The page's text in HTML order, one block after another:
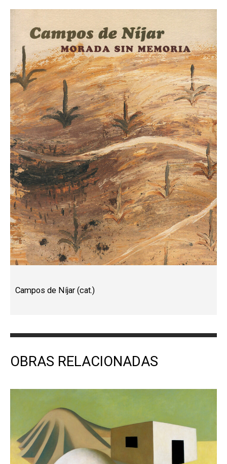
Campos de Níjar (cat.)
OBRAS RELACIONADAS